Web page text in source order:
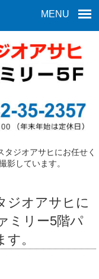
MENU
ジオアサヒにお任せく
影しています。
ジオアサヒに
ミリー5階パ
。